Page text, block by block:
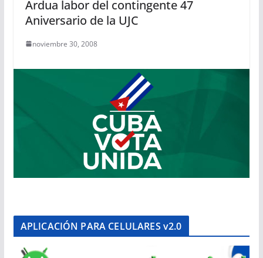
Ardua labor del contingente 47
Aniversario de la UJC
noviembre 30, 2008
APLICACIÓN PARA CELULARES v2.0